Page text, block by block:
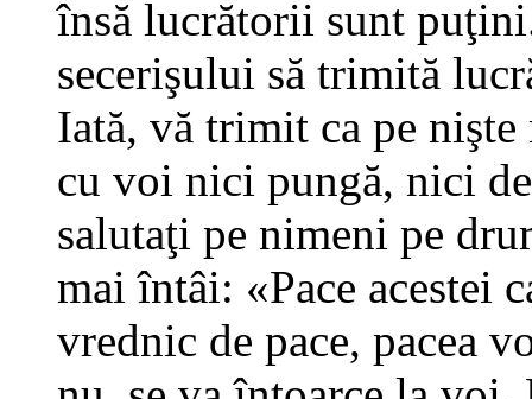
însă lucrătorii sunt
secerişului să trimită
Iată, vă trimit ca pe
cu voi nici pungă, nici
salutaţi pe nimeni pe
mai întâi: «Pace acestei
vrednic de pace, pacea